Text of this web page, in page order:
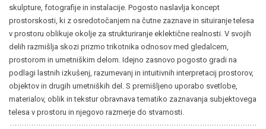
skulpture, fotografije in instalacije. Pogosto naslavlja koncept
prostorskosti, ki z osredotočanjem na čutne zaznave in situiranje telesa
v prostoru oblikuje okolje za strukturiranje eklektične realnosti. V svojih
delih razmišlja skozi prizmo trikotnika odnosov med gledalcem,
prostorom in umetniškim delom. Idejno zasnovo pogosto gradi na
podlagi lastnih izkušenj, razumevanj in intuitivnih interpretacij prostorov,
objektov in drugih umetniških del. S premišljeno uporabo svetlobe,
materialov, oblik in tekstur obravnava tematiko zaznavanja subjektovega
telesa v prostoru in njegovo razmerje do stvarnosti.